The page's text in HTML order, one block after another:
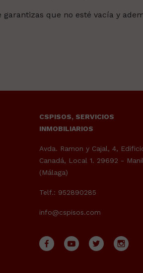
que no esté vacía y
CSPISOS, SERVICIOS
INMOBILIARIOS
Avda. Ramon y Cajal, 4,
Canadá, Local 1. 29692 -
(Málaga)
Telf.: 952890285
info@cspisos.com